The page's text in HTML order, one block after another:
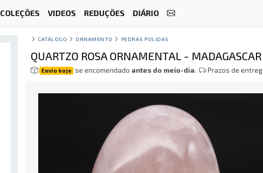
COLEÇÕES VIDEOS REDUÇÕES DIÁRIO
CATÁLOGO ORNAMENTO PEDRAS POLIDAS
QUARTZO ROSA ORNAMENTAL - MADAGASCAR
Envio hoje se encomendado antes do meio-dia. Prazos de